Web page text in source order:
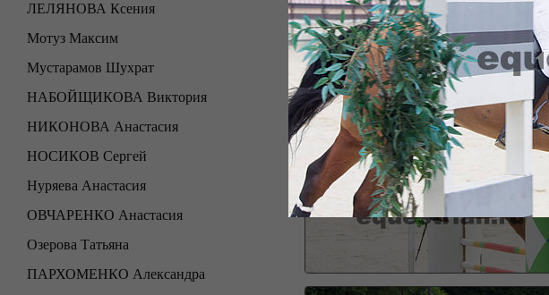
ЛЕЛЯНОВА Ксения
Мотуз Максим
Мустарамов Шухрат
НАБОЙЩИКОВА Виктория
НИКОНОВА Анастасия
НОСИКОВ Сергей
Нуряева Анастасия
ОВЧАРЕНКО Анастасия
Озерова Татьяна
ПАРХОМЕНКО Александра